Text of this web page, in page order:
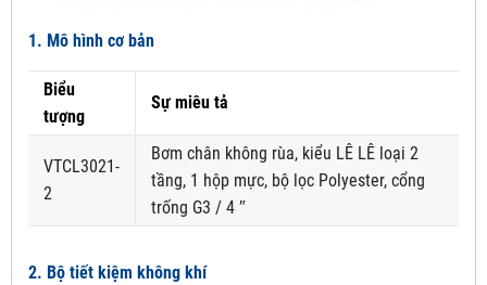
1. Mô hình cơ bản
Biểu
tượng
Sự miêu tả
VTCL3021-
2
Bơm chân không rùa, kiểu LÊ LÊ loại 2
tầng, 1 hộp mực, bộ lọc Polyester, cổng
trống G3 / 4 ″
2. Bộ tiết kiệm không khí